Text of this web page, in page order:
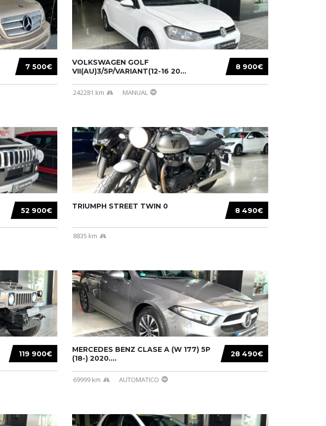
7 500€ 8 900€
VOLKSWAGEN GOLF
VII(AU)3/5P/VARIANT(12-16 20...
242281 km MANUAL
52 900€ 8 490€
TRIUMPH STREET TWIN 0
8835 km
119 900€ 28 490€
MERCEDES BENZ CLASE A (W 177) 5P
(18-) 2020....
69999 km AUTOMATICO